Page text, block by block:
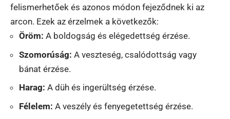
felismerhetőek és azonos módon fejeződnek ki az
arcon. Ezek az érzelmek a következők:
Öröm: A boldogság és elégedettség érzése.
Szomorúság: A veszteség, csalódottság vagy
bánat érzése.
Harag: A düh és ingerültség érzése.
Félelem: A veszély és fenyegetettség érzése.